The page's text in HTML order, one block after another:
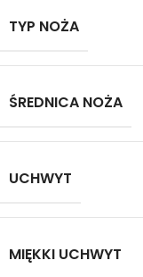
TYP NOŻA
ŚREDNICA NOŻA
UCHWYT
MIĘKKI UCHWYT